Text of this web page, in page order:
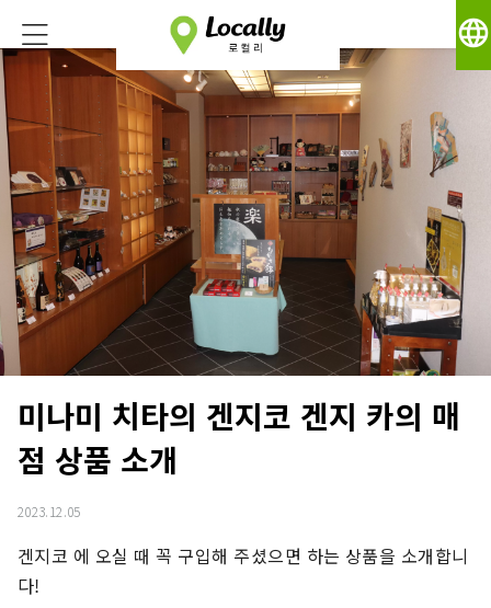
language
미나미 치타의 겐지코 겐지 카의 매
점 상품 소개
2023.12.05
겐지코 에 오실 때 꼭 구입해 주셨으면 하는 상품을 소개합니
다!